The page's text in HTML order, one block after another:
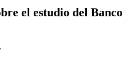
el estudio del